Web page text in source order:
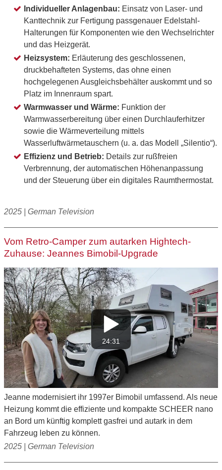
Individueller Anlagenbau: Einsatz von Laser- und
Kanttechnik zur Fertigung passgenauer Edelstahl-
Halterungen für Komponenten wie den Wechselrichter
und das Heizgerät.
Heizsystem: Erläuterung des geschlossenen,
druckbehafteten Systems, das ohne einen
hochgelegenen Ausgleichsbehälter auskommt und so
Platz im Innenraum spart.
Warmwasser und Wärme: Funktion der
Warmwasserbereitung über einen Durchlauferhitzer
sowie die Wärmeverteilung mittels
Wasserluftwärmetauschern (u. a. das Modell „Silentio“).
Effizienz und Betrieb: Details zur rußfreien
Verbrennung, der automatischen Höhenanpassung
und der Steuerung über ein digitales Raumthermostat.
2025 | German Television
Vom Retro-Camper zum autarken Hightech-
Zuhause: Jeannes Bimobil-Upgrade
24:31
Jeanne modernisiert ihr 1997er Bimobil umfassend. Als neue
Heizung kommt die effiziente und kompakte SCHEER nano
an Bord um künftig komplett gasfrei und autark in dem
Fahrzeug leben zu können.
2025 | German Television